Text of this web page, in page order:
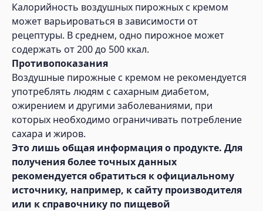
Калорийность воздушных пирожных с кремом
может варьироваться в зависимости от
рецептуры. В среднем, одно пирожное может
содержать от 200 до 500 ккал.
Противопоказания
Воздушные пирожные с кремом не рекомендуется
употреблять людям с сахарным диабетом,
ожирением и другими заболеваниями, при
которых необходимо ограничивать потребление
сахара и жиров.
Это лишь общая информация о продукте. Для
получения более точных данных
рекомендуется обратиться к официальному
источнику, например, к сайту производителя
или к справочнику по пищевой